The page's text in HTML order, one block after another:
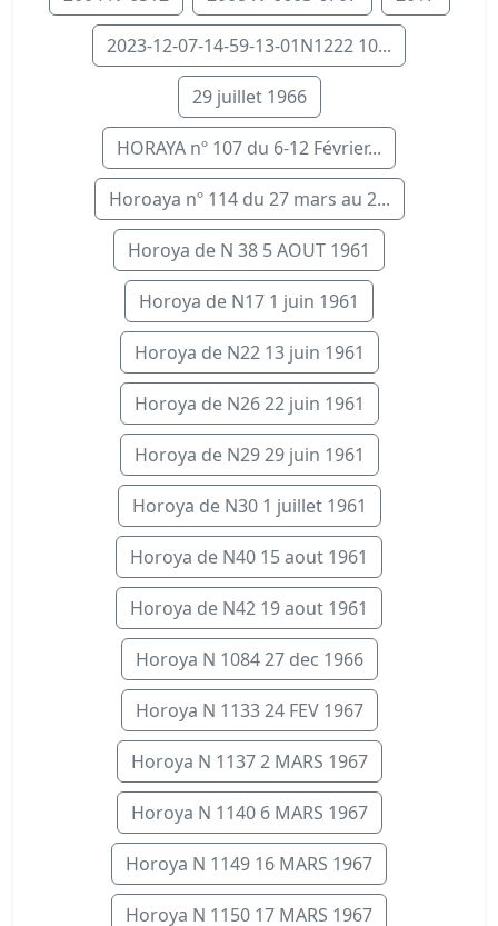
2023-12-07-14-59-13-01N1222 10...
29 juillet 1966
HORAYA nº 107 du 6-12 Février...
Horoaya nº 114 du 27 mars au 2...
Horoya de N 38 5 AOUT 1961
Horoya de N17 1 juin 1961
Horoya de N22 13 juin 1961
Horoya de N26 22 juin 1961
Horoya de N29 29 juin 1961
Horoya de N30 1 juillet 1961
Horoya de N40 15 aout 1961
Horoya de N42 19 aout 1961
Horoya N 1084 27 dec 1966
Horoya N 1133 24 FEV 1967
Horoya N 1137 2 MARS 1967
Horoya N 1140 6 MARS 1967
Horoya N 1149 16 MARS 1967
Horoya N 1150 17 MARS 1967